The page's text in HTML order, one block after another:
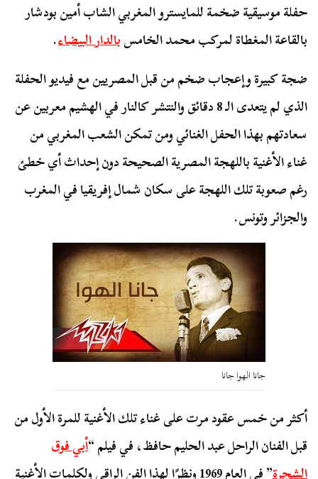
حفلة موسيقية ضخمة للمايسترو المغربي الشاب أمين بودشار
بالقاعة المغطاة لمركب محمد الخامسبالدار البيضاء.
ضجة كبيرة وإعجاب ضخم من قبل المصريين مع فيديو الحفلة
الذي لم يتعدى الـ 8 دقائق والنتشر كالنار في الهشيم معربين عن
سعادتهم بهذا الحفل الغنائي ومن تمكن الشعب المغربي من
غناء الأغنية باللهجة المصرية الصحيحة دون إحداث أي خطئ
رغم صعوبة تلك اللهجة على سكان شمال إفريقيا في المغرب
والجزائر وتونس.
جانا الهوا جانا
أكثر من خمس عقود مرت على غناء تلك الأغنية للمرة الأول من
قبل الفنان الراحل عبد الحليم حافظ، في فيلم “أبي فوق
الشجرة
” في العام 1969 ونظرًا لهذا الفن الراقي ولكلمات الأغنية